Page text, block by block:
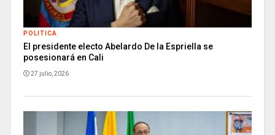
POLITICA
El presidente electo Abelardo De la Espriella se
posesionará en Cali
27 julio, 2026